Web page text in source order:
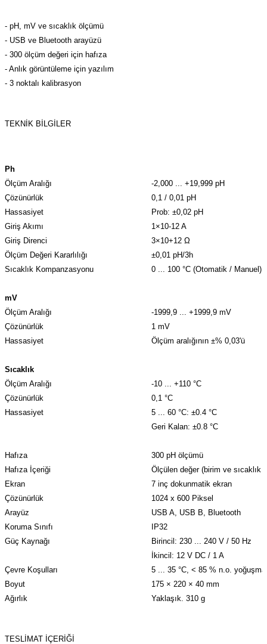
- pH, mV ve sıcaklık ölçümü
- USB ve Bluetooth arayüzü
- 300 ölçüm değeri için hafıza
- Anlık görüntüleme için yazılım
- 3 noktalı kalibrasyon
TEKNİK BİLGİLER
Ph
Ölçüm Aralığı
-2,000 ... +19,999 pH
Çözünürlük
0,1 / 0,01 pH
Hassasiyet
Prob: ±0,02 pH
Giriş Akımı
1×10-12 A
Giriş Direnci
3×10+12 Ω
Ölçüm Değeri Kararlılığı
±0,01 pH/3h
Sıcaklık Kompanzasyonu
0 ... 100 °C (Otomatik / Manuel)
mV
Ölçüm Aralığı
-1999,9 ... +1999,9 mV
Çözünürlük
1 mV
Hassasiyet
Ölçüm aralığının ±% 0,03'ü
Sıcaklık
Ölçüm Aralığı
-10 ... +110 °C
Çözünürlük
0,1 °C
Hassasiyet
5 ... 60 °C: ±0.4 °C
Geri Kalan: ±0.8 °C
Hafıza
300 pH ölçümü
Hafıza İçeriği
Ölçülen değer (birim ve sıcaklık
Ekran
7 inç dokunmatik ekran
Çözünürlük
1024 x 600 Piksel
Arayüz
USB A, USB B, Bluetooth
Koruma Sınıfı
IP32
Güç Kaynağı
Birincil: 230 ... 240 V / 50 Hz
İkincil: 12 V DC / 1 A
Çevre Koşulları
5 ... 35 °C, < 85 % n.o.
Boyut
175 × 220 × 40 mm
Ağırlık
Yaklaşık. 310 g
TESLİMAT İÇERİĞİ